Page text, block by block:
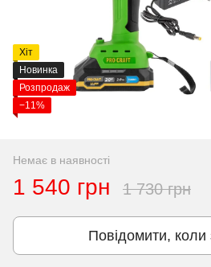
Хіт
Новинка
Розпродаж
−11%
Немає в наявності
1 540 грн 1 730 грн
Повідомити, коли